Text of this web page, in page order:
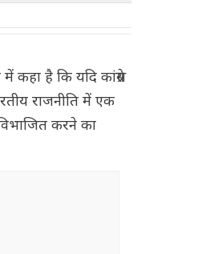
कहा है कि यदि कांग्रेस
राजनीति में एक
करने का